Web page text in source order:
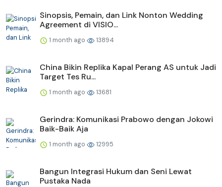
Sinopsis, Pemain, dan Link Nonton Wedding
Agreement di VISIO...
1 month ago 13894
China Bikin Replika Kapal Perang AS untuk Jadi
Target Tes Ru...
1 month ago 13681
Gerindra: Komunikasi Prabowo dengan Jokowi
Baik-Baik Aja
1 month ago 12995
Bangun Integrasi Hukum dan Seni Lewat
Pustaka Nada